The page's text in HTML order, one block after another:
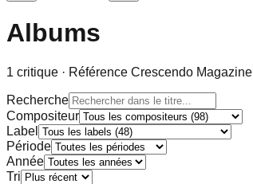
Albums
1 critique · Référence Crescendo Magazine
Recherche
Compositeur
Label
Période
Année
Tri